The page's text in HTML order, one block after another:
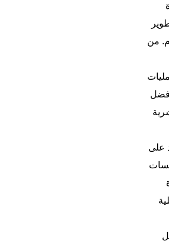
من
على